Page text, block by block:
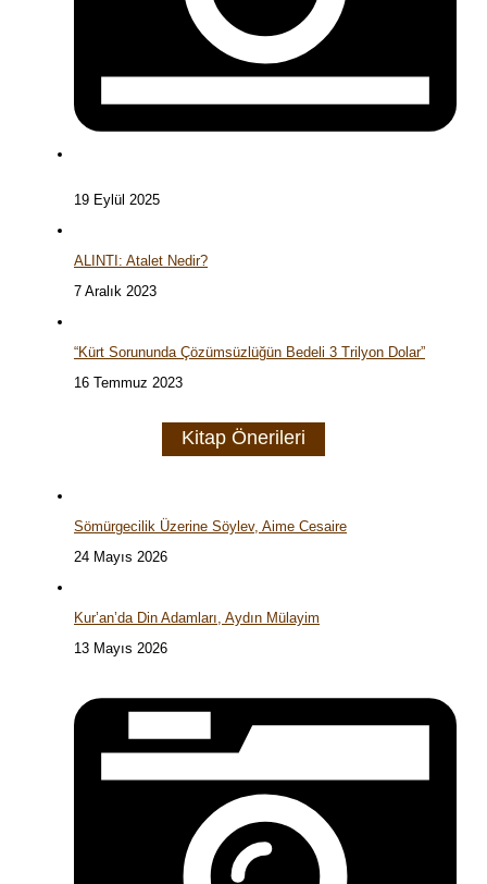
19 Eylül 2025
ALINTI: Atalet Nedir?
7 Aralık 2023
“Kürt Sorununda Çözümsüzlüğün Bedeli 3 Trilyon Dolar”
16 Temmuz 2023
Kitap Önerileri
Sömürgecilik Üzerine Söylev, Aime Cesaire
24 Mayıs 2026
Kur’an’da Din Adamları, Aydın Mülayim
13 Mayıs 2026